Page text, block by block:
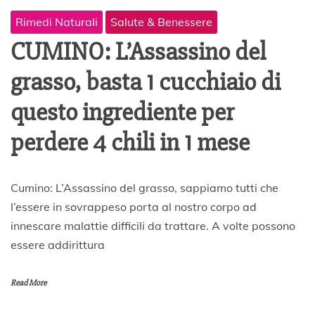
Rimedi Naturali Salute & Benessere
CUMINO: L’Assassino del
grasso, basta 1 cucchiaio di
questo ingrediente per
perdere 4 chili in 1 mese
1
D
i
e
b
Cumino: L’Assassino del grasso, sappiamo tutti che
l’essere in sovrappeso porta al nostro corpo ad
innescare malattie difficili da trattare. A volte possono
essere addirittura
Read More